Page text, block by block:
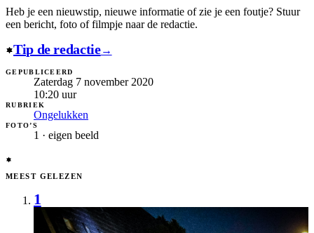
Heb je een nieuwstip, nieuwe informatie of zie je een foutje? Stuur
een bericht, foto of filmpje naar de redactie.
Tip de redactie→
GEPUBLICEERD
Zaterdag 7 november 2020
10:20 uur
RUBRIEK
Ongelukken
FOTO’S
1 · eigen beeld
MEEST GELEZEN
1